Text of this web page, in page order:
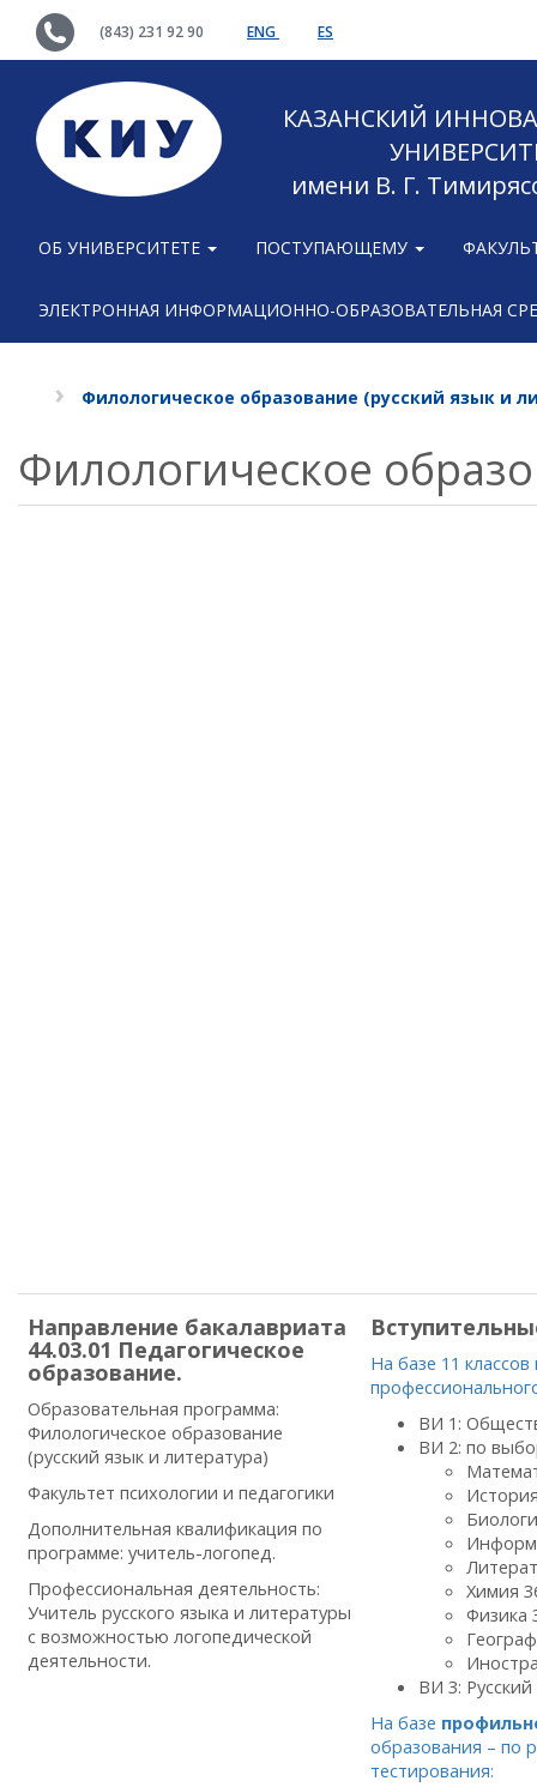
(843) 231 92 90 ENG ES
КАЗАНСКИЙ
имени В. Г.
ОБ УНИВЕРСИТЕТЕ ПОСТУПАЮЩЕМУ
ЭЛЕКТРОННАЯ ИНФОРМАЦИОННО-ОБРАЗОВАТЕЛЬНАЯ
Филологическое образование (русский язык и
Филологическое
Направление бакалавриата
44.03.01 Педагогическое
образование.
Образовательная программа:
Филологическое образование
(русский язык и литература)
Факультет психологии и педагогики
Дополнительная квалификация по
программе: учитель-логопед.
Профессиональная деятельность:
Учитель русского языка и литературы
с возможностью логопедической
деятельности.
На базе 11
ВИ 1:
ВИ 2: по
Химия
Физика
ВИ 3:
На базе
образования – по
тестирования: